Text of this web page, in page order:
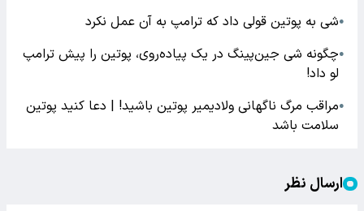
●شی به پوتین قولی داد که ترامپ به آن عمل نکرد
●چگونه شی جین‌پینگ در یک پیاده‌روی، پوتین را پیش ترامپ
لو داد!
●مراقب مرگ ناگهانی ولادیمیر پوتین باشید! | دعا کنید پوتین
سلامت باشد
ارسال نظر